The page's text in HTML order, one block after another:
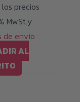
los precios
MwSt.y
de envío
AL